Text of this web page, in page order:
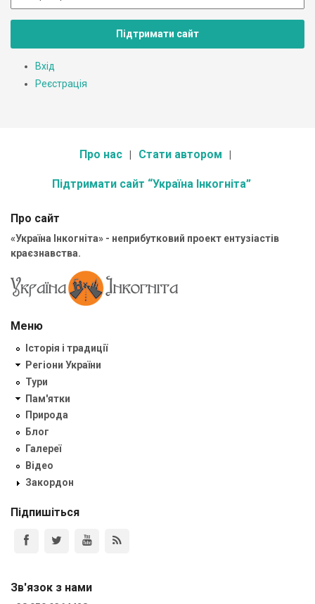
Підтримати сайт
Вхід
Реєстрація
Про нас Стати автором
Підтримати сайт “Україна Інкогніта”
Про сайт
«Україна Інкогніта» - неприбутковий проект ентузіастів
краєзнавства.
Меню
Історія і традиції
Регіони України
Тури
Пам'ятки
Природа
Блог
Галереї
Відео
Закордон
Підпишіться
Зв'язок з нами